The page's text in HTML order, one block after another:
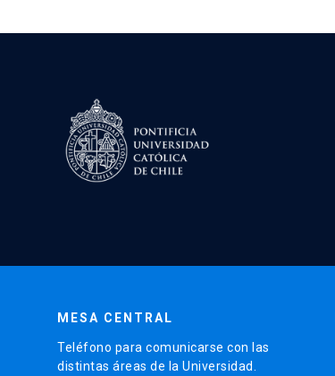
MESA CENTRAL
Teléfono para comunicarse con las
distintas áreas de la Universidad.